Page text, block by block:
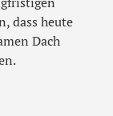
dass heute
Dach